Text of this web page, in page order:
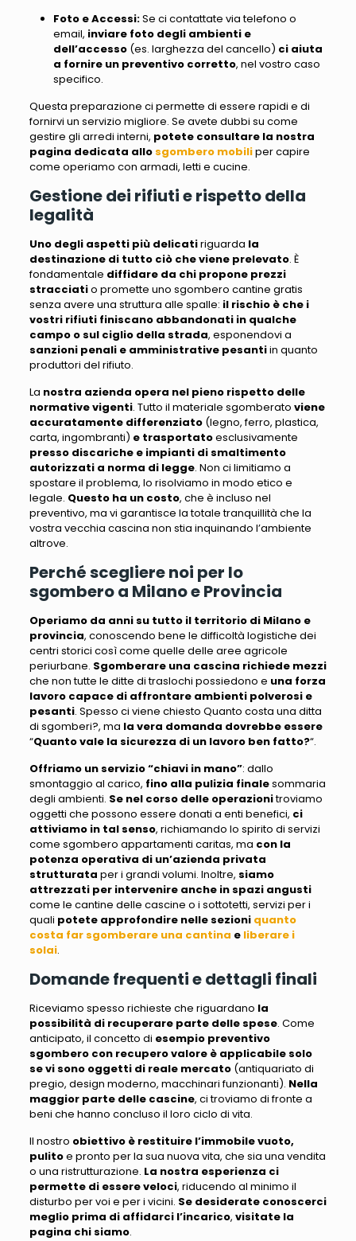
Foto e Accessi:Se ci contattate via telefono o
email, inviare foto degli ambienti e
dell’accesso(es. larghezza del cancello) ci aiuta
a fornire un preventivo corretto, nel vostro caso
specifico.
Questa preparazione ci permette di essere rapidi e di
fornirvi un servizio migliore. Se avete dubbi su come
gestire gli arredi interni, potete consultare la nostra
pagina dedicata allo sgombero mobiliper capire
come operiamo con armadi, letti e cucine.
Gestione dei rifiuti e rispetto della
legalità
Uno degli aspetti più delicatiriguarda la
destinazione di tutto ciò che viene prelevato. È
fondamentale diffidare da chi propone prezzi
stracciatio promette uno sgombero cantine gratis
senza avere una struttura alle spalle: il rischio è che i
vostri rifiuti finiscano abbandonati in qualche
campo o sul ciglio della strada, esponendovi a
sanzioni penali e amministrative pesantiin quanto
produttori del rifiuto.
La nostra azienda opera nel pieno rispetto delle
normative vigenti. Tutto il materiale sgomberato viene
accuratamente differenziato(legno, ferro, plastica,
carta, ingombranti) e trasportatoesclusivamente
presso discariche e impianti di smaltimento
autorizzati a norma di legge. Non ci limitiamo a
spostare il problema, lo risolviamo in modo etico e
legale. Questo ha un costo, che è incluso nel
preventivo, ma vi garantisce la totale tranquillità che la
vostra vecchia cascina non stia inquinando l’ambiente
altrove.
Perché scegliere noi per lo
sgombero a Milano e Provincia
Operiamo da anni su tutto il territorio di Milano e
provincia, conoscendo bene le difficoltà logistiche dei
centri storici così come quelle delle aree agricole
periurbane. Sgomberare una cascina richiede mezzi
che non tutte le ditte di traslochi possiedono e una forza
lavoro capace di affrontare ambienti polverosi e
pesanti. Spesso ci viene chiesto Quanto costa una ditta
di sgomberi?, ma la vera domanda dovrebbe essere
“Quanto vale la sicurezza di un lavoro ben fatto?“.
Offriamo un servizio “chiavi in mano”: dallo
smontaggio al carico, fino alla pulizia finalesommaria
degli ambienti. Se nel corso delle operazionitroviamo
oggetti che possono essere donati a enti benefici, ci
attiviamo in tal senso, richiamando lo spirito di servizi
come sgombero appartamenti caritas, ma con la
potenza operativa di un’azienda privata
strutturata per i grandi volumi. Inoltre, siamo
attrezzati per intervenire anche in spazi angusti
come le cantine delle cascine o i sottotetti, servizi per i
quali potete approfondire nelle sezioni quanto
costa far sgomberare una cantina e liberare i
solai.
Domande frequenti e dettagli finali
Riceviamo spesso richieste che riguardano la
possibilità di recuperare parte delle spese. Come
anticipato, il concetto di esempio preventivo
sgomberocon recupero valore è applicabile solo
se vi sono oggetti di reale mercato(antiquariato di
pregio, design moderno, macchinari funzionanti). Nella
maggior parte delle cascine, ci troviamo di fronte a
beni che hanno concluso il loro ciclo di vita.
Il nostro obiettivo è restituire l’immobile vuoto,
pulitoe pronto per la sua nuova vita, che sia una vendita
o una ristrutturazione. La nostra esperienza ci
permette di essereveloci, riducendo al minimo il
disturbo per voi e per i vicini. Se desiderate conoscerci
meglio prima di affidarci l’incarico, visitate la
pagina chi siamo.